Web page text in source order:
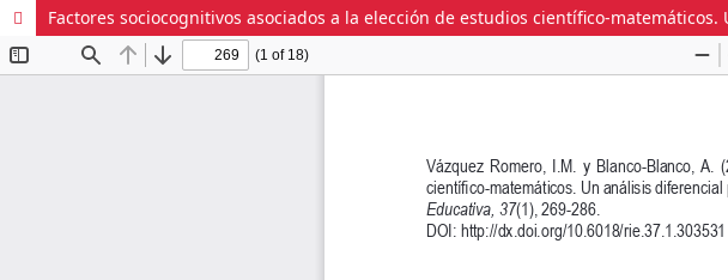
Factores sociocognitivos asociados a la elección de estudios científico-